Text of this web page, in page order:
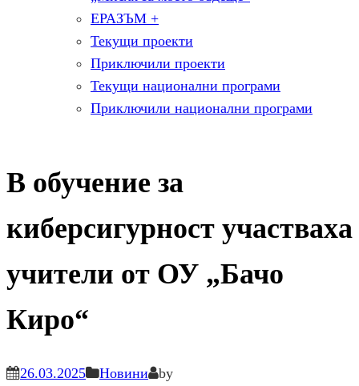
ЕРАЗЪМ +
Текущи проекти
Приключили проекти
Текущи национални програми
Приключили национални програми
В обучение за
киберсигурност участваха
учители от ОУ „Бачо
Киро“
26.03.2025 Новини by